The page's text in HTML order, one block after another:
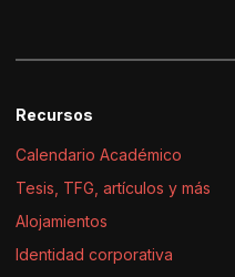
Recursos
Calendario Académico
Tesis, TFG, artículos y más
Alojamientos
Identidad corporativa